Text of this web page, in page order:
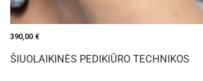
390,00 €
ŠIUOLAIKINĖS PEDIKIŪRO TECHNIKOS